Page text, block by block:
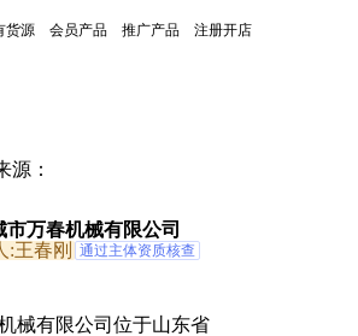
货源 会员产品 推广产品 注册开店
源：
市万春机械有限公司
:王春刚
通过主体资质核查
械有限公司位于山东省